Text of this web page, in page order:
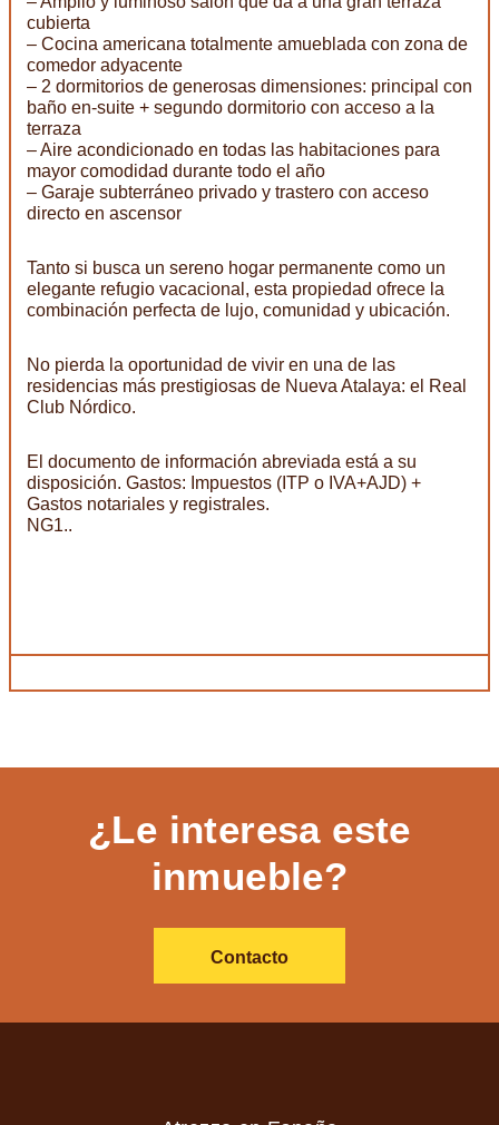
cubierta
– Cocina americana totalmente amueblada con zona de
comedor adyacente
– 2 dormitorios de generosas dimensiones: principal con
baño en-suite + segundo dormitorio con acceso a la
terraza
– Aire acondicionado en todas las habitaciones para
mayor comodidad durante todo el año
– Garaje subterráneo privado y trastero con acceso
directo en ascensor
Tanto si busca un sereno hogar permanente como un
elegante refugio vacacional, esta propiedad ofrece la
combinación perfecta de lujo, comunidad y ubicación.
No pierda la oportunidad de vivir en una de las
residencias más prestigiosas de Nueva Atalaya: el Real
Club Nórdico.
El documento de información abreviada está a su
disposición. Gastos: Impuestos (ITP o IVA+AJD) +
Gastos notariales y registrales.
NG1..
¿Le interesa este
inmueble?
Contacto